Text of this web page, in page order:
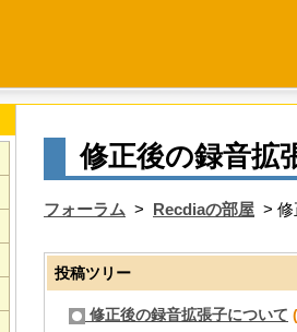
修正後の録音拡
フォーラム > Recdiaの部屋 >
投稿ツリー
修正後の録音拡張子について